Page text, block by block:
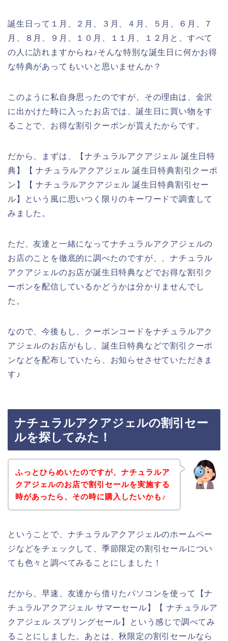
誕生日って１月、２月、３月、４月、５月、６月、７
月、８月、９月、１０月、１１月、１２月と、すべて
の人に訪れますからね♪そんな特別な誕生日に何かお得
な特典があってもいいと思いませんか？
このように私自身思ったのですが、その理由は、金沢
に出かけた時に入ったお店では、誕生日に買い物をす
ることで、お得な割引クーポンが貰えたからです。
だから、まずは、【ナチュラルアクアジェル 誕生日特
典】【 ナチュラルアクアジェル 誕生日特典割引クーポ
ン】【 ナチュラルアクアジェル 誕生日特典割引セー
ル】という風に思いつく限りのキーワードで調査して
みました。
ただ、友達と一緒になってナチュラルアクアジェルの
お店のことを徹底的に調べたのですが、、ナチュラル
アクアジェルのお店が誕生日特典などでお得な割引ク
ーポンを配信しているかどうかは分かりませんでし
た。
なので、今後もし、クーポンコードをナチュラルアク
アジェルのお店がもし、誕生日特典などで割引クーポ
ンなどを配布していたら、お知らせさせていただきま
す♪
ナチュラルアクアジェルの割引セー
ルを探してみた！
ふっとひらめいたのですが、ナチュラルア
クアジェルのお店で割引セールを実施する
時があったら、その時に購入したいかも♪
ということで、ナチュラルアクアジェルのホームペー
ジなどをチェックして、季節限定の割引セールについ
ても色々と調べてみることにしました！
だから、早速、友達から借りたパソコンを使って【ナ
チュラルアクアジェル サマーセール】【 ナチュラルア
クアジェル スプリングセール】という感じで調べてみ
ることにしました。あとは、秋限定の割引セールなら